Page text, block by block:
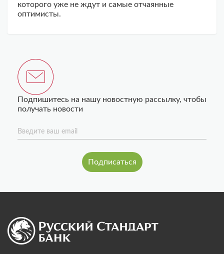
которого уже не ждут и самые отчаянные
оптимисты.
Подпишитесь на нашу новостную рассылку, чтобы
получать новости
Введите ваш email